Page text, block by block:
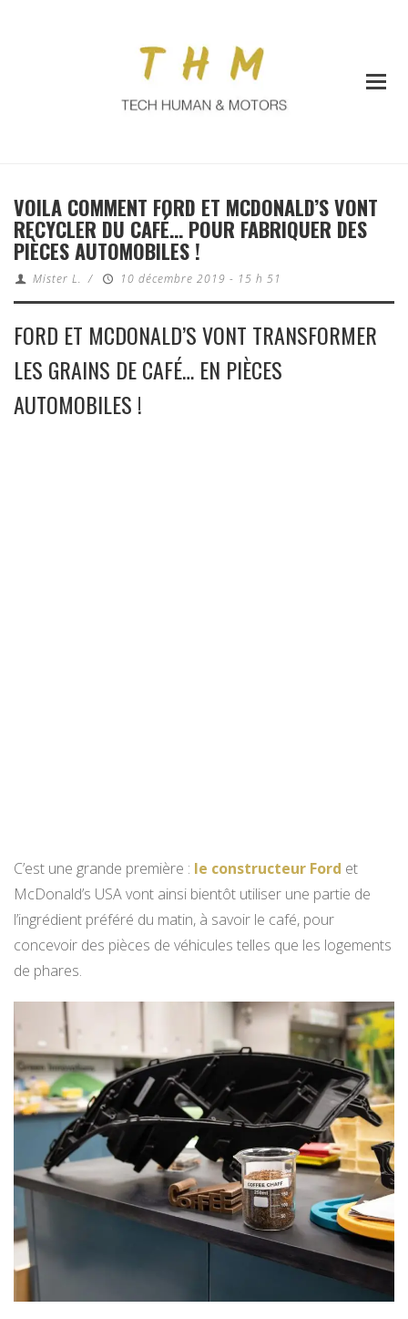
VOILA COMMENT FORD ET MCDONALD’S VONT
RECYCLER DU CAFÉ… POUR FABRIQUER DES
PIÈCES AUTOMOBILES !
Mister L. / 10 décembre 2019 - 15 h 51
FORD ET MCDONALD’S VONT TRANSFORMER
LES GRAINS DE CAFÉ… EN PIÈCES
AUTOMOBILES !
C’est une grande première : le constructeur Ford et
McDonald’s USA vont ainsi bientôt utiliser une partie de
l’ingrédient préféré du matin, à savoir le café, pour
concevoir des pièces de véhicules telles que les logements
de phares.